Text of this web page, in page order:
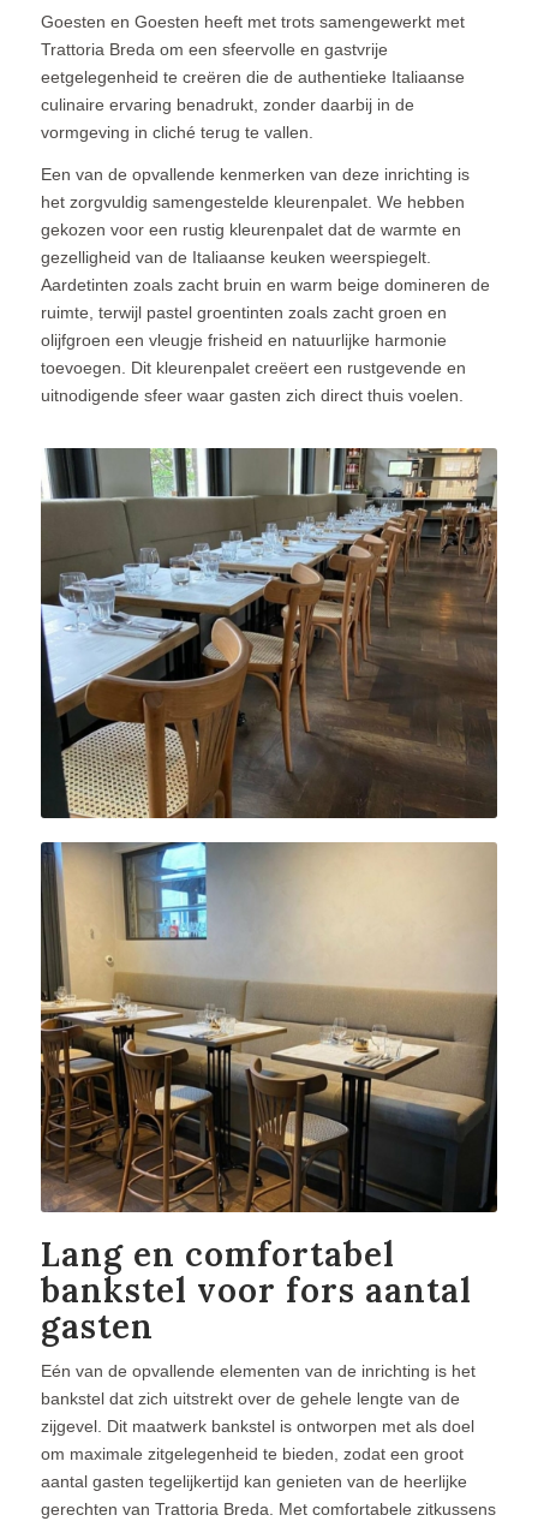
Goesten en Goesten heeft met trots samengewerkt met
Trattoria Breda om een sfeervolle en gastvrije
eetgelegenheid te creëren die de authentieke Italiaanse
culinaire ervaring benadrukt, zonder daarbij in de
vormgeving in cliché terug te vallen.
Een van de opvallende kenmerken van deze inrichting is
het zorgvuldig samengestelde kleurenpalet. We hebben
gekozen voor een rustig kleurenpalet dat de warmte en
gezelligheid van de Italiaanse keuken weerspiegelt.
Aardetinten zoals zacht bruin en warm beige domineren de
ruimte, terwijl pastel groentinten zoals zacht groen en
olijfgroen een vleugje frisheid en natuurlijke harmonie
toevoegen. Dit kleurenpalet creëert een rustgevende en
uitnodigende sfeer waar gasten zich direct thuis voelen.
Lang en comfortabel
bankstel voor fors aantal
gasten
Eén van de opvallende elementen van de inrichting is het
bankstel dat zich uitstrekt over de gehele lengte van de
zijgevel. Dit maatwerk bankstel is ontworpen met als doel
om maximale zitgelegenheid te bieden, zodat een groot
aantal gasten tegelijkertijd kan genieten van de heerlijke
gerechten van Trattoria Breda. Met comfortabele zitkussens